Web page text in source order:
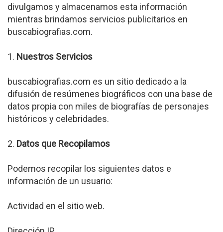
divulgamos y almacenamos esta información
mientras brindamos servicios publicitarios en
buscabiografias.com.
1. Nuestros Servicios
buscabiografias.com es un sitio dedicado a la
difusión de resúmenes biográficos con una base de
datos propia con miles de biografías de personajes
históricos y celebridades.
2. Datos que Recopilamos
Podemos recopilar los siguientes datos e
información de un usuario:
Actividad en el sitio web.